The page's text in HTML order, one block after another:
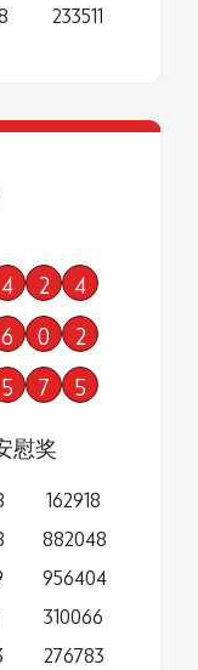
233511
4 2 4
6 0 2
5 7 5
慰奖
162918
882048
956404
310066
276783